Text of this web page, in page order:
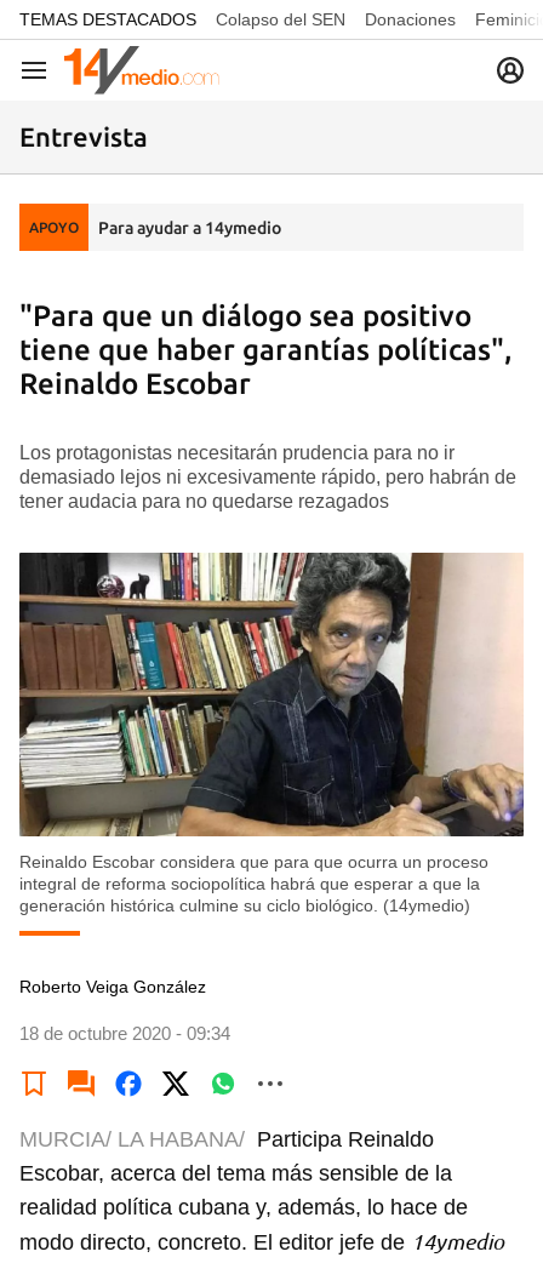
common.go-to-content
TEMAS DESTACADOS Colapso del SEN Donaciones
Navegación
Entrevista
APOYO Para ayudar a 14ymedio
"Para que un diálogo sea positivo
tiene que haber garantías políticas",
Reinaldo Escobar
Los protagonistas necesitarán prudencia para no ir
demasiado lejos ni excesivamente rápido, pero habrán de
tener audacia para no quedarse rezagados
Reinaldo Escobar considera que para que ocurra un proceso
integral de reforma sociopolítica habrá que esperar a que la
generación histórica culmine su ciclo biológico. (14ymedio)
Roberto Veiga González
18 de octubre 2020 - 09:34
MURCIA/ LA HABANA/ Participa Reinaldo
Escobar, acerca del tema más sensible de la
realidad política cubana y, además, lo hace de
modo directo, concreto. El editor jefe de 14ymedio